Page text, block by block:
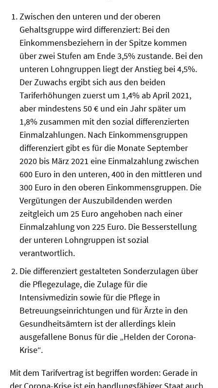
SOMMERSCHULE 2016
SOMMERSCHULE 2015
SOMMERSCHULE 2014
SOMMERSCHULE 2013
SOMMERSCHULE 2012
SOMMERSCHULE 2011
SOMMERSCHULE 2010
SOMMERSCHULE 2009
SOMMERSCHULE 2008
SOMMERSCHULE 2007
Über uns
Termine
Newsletter
Presse
Veröffentlichungen unserer Mitglieder
Zwischen den unteren und der oberen
Gehaltsgruppe wird differenziert: Bei den
Einkommensbeziehern in der Spitze kommen
über zwei Stufen am Ende 3,5% zustande. Bei den
unteren Lohngruppen liegt der Anstieg bei 4,5%.
Der Zuwachs ergibt sich aus den beiden
Tariferhöhungen zuerst um 1,4% ab April 2021,
aber mindestens 50 € und ein Jahr später um
1,8% zusammen mit den sozial differenzierten
Einmalzahlungen. Nach Einkommensgruppen
differenziert gibt es für die Monate September
2020 bis März 2021 eine Einmalzahlung zwischen
600 Euro in den unteren, 400 in den mittleren und
300 Euro in den oberen Einkommensgruppen. Die
Vergütungen der Auszubildenden werden
zeitgleich um 25 Euro angehoben nach einer
Einmalzahlung von 225 Euro. Die Besserstellung
der unteren Lohngruppen ist sozial
verantwortlich.
Die differenziert gestalteten Sonderzulagen über
die Pflegezulage, die Zulage für die
Intensivmedizin sowie für die Pflege in
Betreuungseinrichtungen und für Ärzte in den
Gesundheitsämtern ist der allerdings klein
ausgefallene Bonus für die „Helden der Corona-
Krise“.
Mit dem Tarifvertrag ist begriffen worden: Gerade in
der Corona-Krise ist ein handlungsfähiger Staat auch